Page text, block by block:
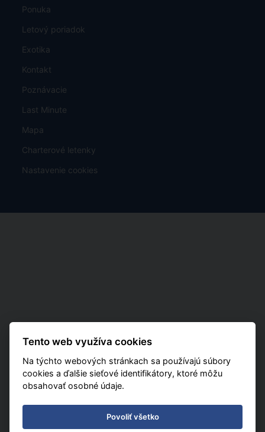
Ponuka
Letový poriadok
Exotika
Kontakt
Poznávacie
Last Minute
Mapa
Charterové letenky
Nastavenie cookies
Tento web využíva cookies
Na týchto webových stránkach sa používajú súbory
cookies a ďalšie sieťové identifikátory, ktoré môžu
obsahovať osobné údaje.
Povoliť všetko